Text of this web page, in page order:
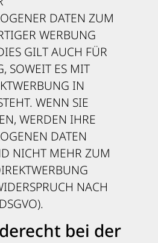
DATEN ZUM
WERBUNG
GILT AUCH FÜR
SOWEIT ES MIT
IN
WENN SIE
WERDEN IHRE
DATEN
NICHT MEHR ZUM
NACH
bei der